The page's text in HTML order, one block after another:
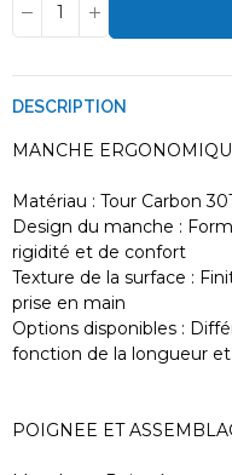
DESCRIPTION
MANCHE
Matériau : Tour Carbon
Design du manche :
rigidité et de confort
Texture de la surface :
prise en main
Options disponibles :
fonction de la longueur
POIGNEE ET
sélection de
*
Skimboards en
*
Ou vous pouvez
modèle qui vous
Oui, le SKIMONE